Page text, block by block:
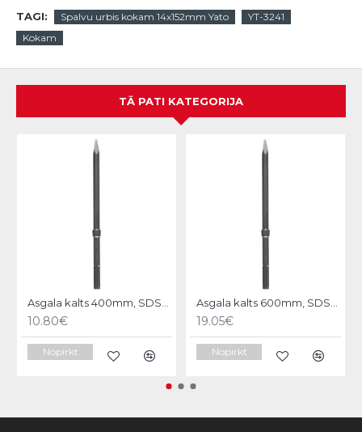
TAGI: Spalvu urbis kokam 14x152mm Yato
YT-3241
Kokam
TĀ PATI KATEGORIJA
Asgala kalts 400mm, SDS-MAX KWB
10.80€
Nopirkt
Asgala kalts 600mm, SDS-MAX KWB
19.05€
Nopirkt